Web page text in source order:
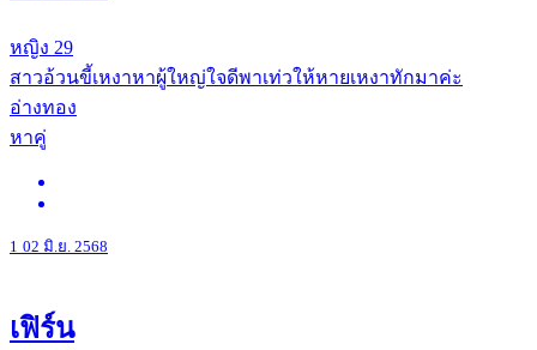
หญิง 29
สาวอ้วนขี้เหงาหาผู้ใหญ่ใจดีพาเท่วให้หายเหงาทักมาค่ะ
อ่างทอง
หาคู่
1 02 มิ.ย. 2568
เฟิร์น